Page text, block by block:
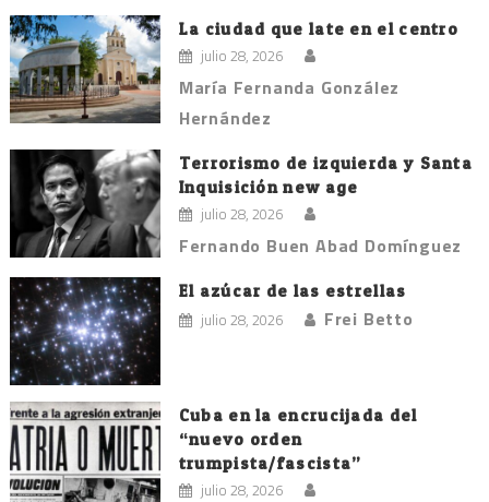
La ciudad que late en el centro
julio 28, 2026
María Fernanda González
Hernández
Terrorismo de izquierda y Santa
Inquisición new age
julio 28, 2026
Fernando Buen Abad Domínguez
El azúcar de las estrellas
julio 28, 2026 Frei Betto
Cuba en la encrucijada del
“nuevo orden
trumpista/fascista”
julio 28, 2026